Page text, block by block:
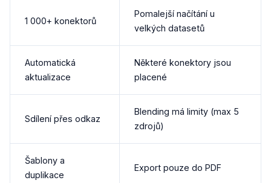
1 000+ konektorů
Pomalejší načítání u
velkých datasetů
Automatická
aktualizace
Některé konektory jsou
placené
Sdílení přes odkaz
Blending má limity (max 5
zdrojů)
Šablony a
duplikace
Export pouze do PDF